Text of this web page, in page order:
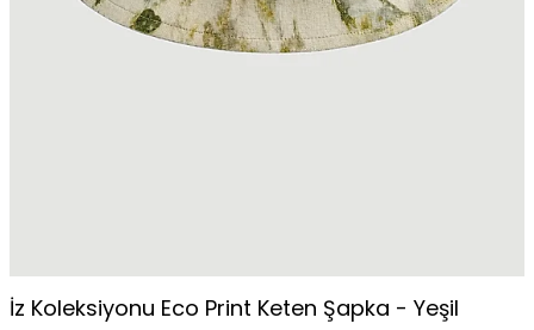
İz Koleksiyonu Eco Print Keten Şapka - Yeşil